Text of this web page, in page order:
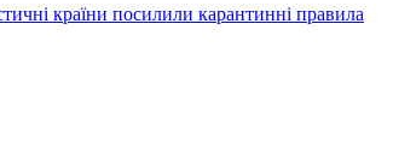
країни посилили карантинні правила